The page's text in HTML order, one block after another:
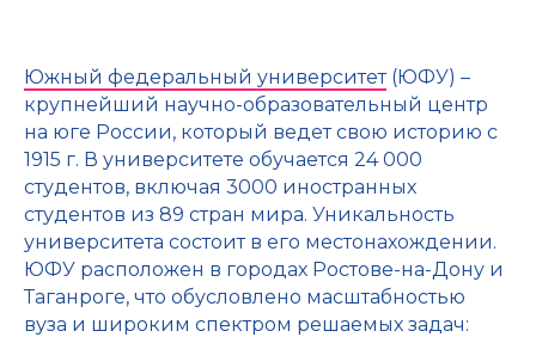
Южный федеральный университет(ЮФУ) –
крупнейший научно-образовательный центр
на юге России, который ведет свою историю с
1915 г. В университете обучается 24 000
студентов, включая 3000 иностранных
студентов из 89 стран мира. Уникальность
университета состоит в его местонахождении.
ЮФУ расположен в городах Ростове-на-Дону и
Таганроге, что обусловлено масштабностью
вуза и широким спектром решаемых задач: